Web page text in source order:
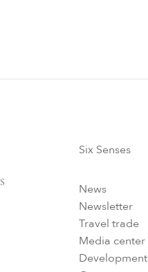
Six Senses
News
Newsletter
Travel trade
Media center
Development